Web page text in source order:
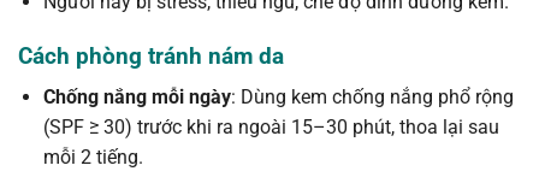
Cách phòng tránh nám da
Chống nắng mỗi ngày: Dùng kem chống nắng phổ rộng
(SPF ≥ 30) trước khi ra ngoài 15–30 phút, thoa lại sau
mỗi 2 tiếng.